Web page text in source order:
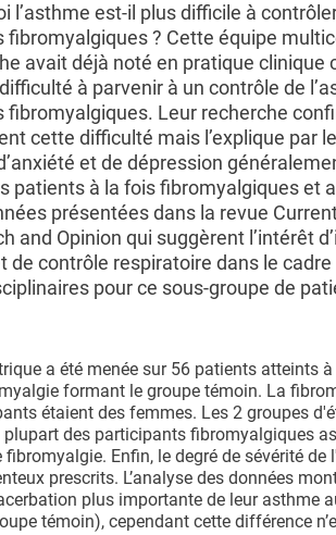
l’asthme est-il plus difficile à
fibromyalgiques ? Cette équipe
avait déjà noté en pratique clinique
à parvenir à un contrôle de
fibromyalgiques. Leur recherche
cette difficulté mais l’explique par
et de dépression
patients à la fois fibromyalgiques et
présentées dans la revue
and Opinion qui suggèrent l’intérêt
de contrôle respiratoire dans le
pour ce sous-groupe de
a été menée sur 56 patients atteints
formant le groupe témoin. La
étaient des femmes. Les 2 groupes
des participants fibromyalgiques
Enfin, le degré de sévérité de
prescrits. L’analyse des données
plus importante de leur asthme
témoin), cependant cette différence